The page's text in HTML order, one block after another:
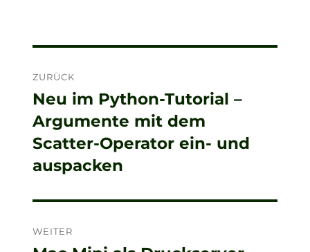
ZURÜCK
Vorheriger
Beitrag:
Neu im Python-Tutorial –
Argumente mit dem
Scatter-Operator ein- und
auspacken
WEITER